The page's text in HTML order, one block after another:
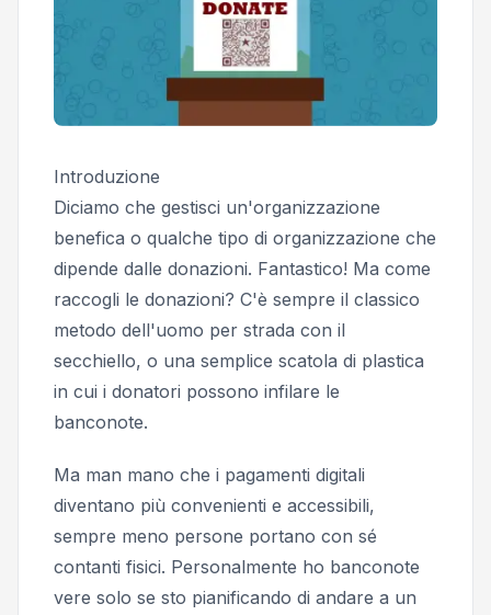
Introduzione
Diciamo che gestisci un'organizzazione
benefica o qualche tipo di organizzazione che
dipende dalle donazioni. Fantastico! Ma come
raccogli le donazioni? C'è sempre il classico
metodo dell'uomo per strada con il
secchiello, o una semplice scatola di plastica
in cui i donatori possono infilare le
banconote.
Ma man mano che i pagamenti digitali
diventano più convenienti e accessibili,
sempre meno persone portano con sé
contanti fisici. Personalmente ho banconote
vere solo se sto pianificando di andare a un